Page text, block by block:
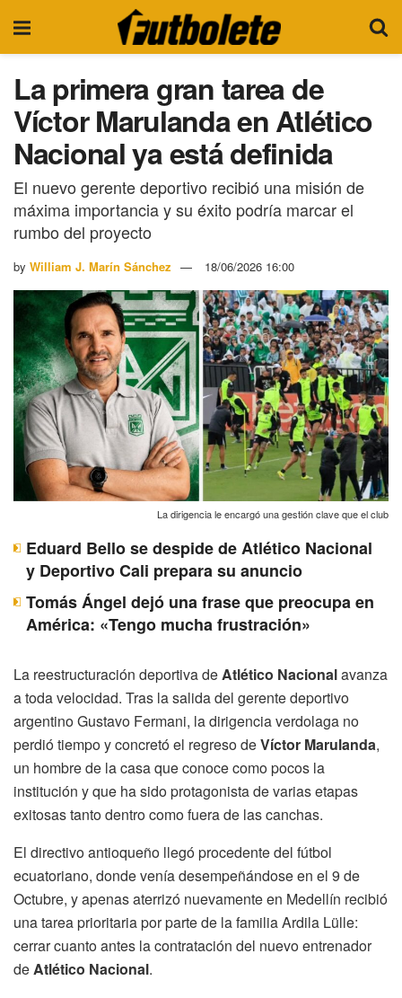
La primera gran tarea de
Víctor Marulanda en Atlético
Nacional ya está definida
El nuevo gerente deportivo recibió una misión de
máxima importancia y su éxito podría marcar el
rumbo del proyecto
by William J. Marín Sánchez 18/06/2026 16:00
La dirigencia le encargó una gestión clave que el club
Eduard Bello se despide de Atlético Nacional
y Deportivo Cali prepara su anuncio
Tomás Ángel dejó una frase que preocupa en
América: «Tengo mucha frustración»
La reestructuración deportiva deAtlético Nacionalavanza
a toda velocidad. Tras la salida del gerente deportivo
argentino Gustavo Fermani, la dirigencia verdolaga no
perdió tiempo y concretó el regreso deVíctor Marulanda,
un hombre de la casa que conoce como pocos la
institución y que ha sido protagonista de varias etapas
exitosas tanto dentro como fuera de las canchas.
El directivo antioqueño llegó procedente del fútbol
ecuatoriano, donde venía desempeñándose en el 9 de
Octubre, y apenas aterrizó nuevamente en Medellín recibió
una tarea prioritaria por parte de la familia Ardila Lülle:
cerrar cuanto antes la contratación del nuevo entrenador
deAtlético Nacional.